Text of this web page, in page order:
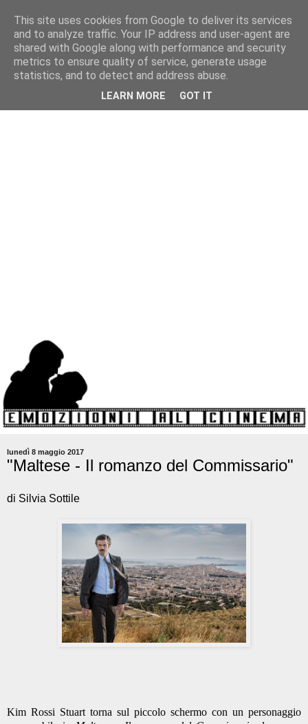
lunedì 8 maggio 2017
"Maltese - Il romanzo del Commissario"
di Silvia Sottile
Kim Rossi Stuart torna sul piccolo schermo con un personaggio
This site uses cookies from Google to deliver its services
and to analyze traffic. Your IP address and user-agent are
shared with Google along with performance and security
metrics to ensure quality of service, generate usage
statistics, and to detect and address abuse.
LEARN MORE GOT IT